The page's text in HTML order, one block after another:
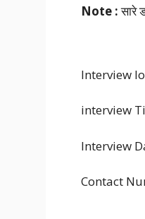
Note :सारे
Interview
interview
Interview
Contact